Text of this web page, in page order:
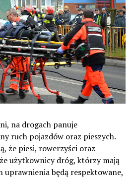
na drogach panuje
ruch pojazdów oraz pieszych.
że piesi, rowerzyści oraz
użytkownicy dróg, którzy mają
uprawnienia będą respektowane,